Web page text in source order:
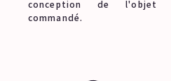
conception de l'objet
commandé.